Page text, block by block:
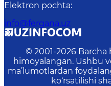
Elektron pochta:
info@fergana.uz
© 2001-2026 Barcha
himoyalangan. Ushbu
ma’lumotlardan
ko‘rsatilishi